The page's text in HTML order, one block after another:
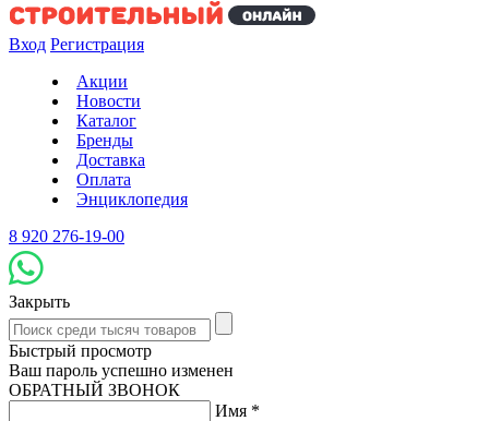
Вход Регистрация
Акции
Новости
Каталог
Бренды
Доставка
Оплата
Энциклопедия
8 920 276-19-00
Закрыть
Быстрый просмотр
Ваш пароль успешно изменен
ОБРАТНЫЙ ЗВОНОК
Имя *